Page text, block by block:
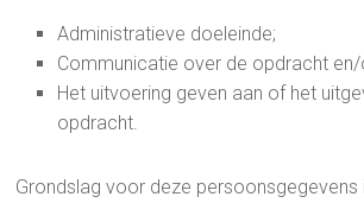
Administratieve doeleinde;
Communicatie over de opdracht en/
Het uitvoering geven aan of het
opdracht.
Grondslag voor deze persoonsgegevens